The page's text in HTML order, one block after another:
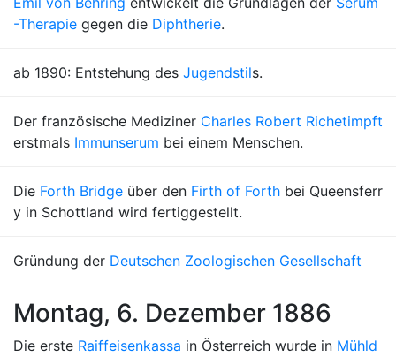
-Therapie gegen die Diphtherie.
ab 1890: Entstehung des Jugendstils.
Der französische Mediziner Charles Robert Richetimpft
erstmals Immunserum bei einem Menschen.
Die Forth Bridge über den Firth of Forth bei Queensferr
y in Schottland wird fertiggestellt.
Gründung der Deutschen Zoologischen Gesellschaft
Montag, 6. Dezember 1886
Die erste Raiffeisenkassa in Österreich wurde in Mühld